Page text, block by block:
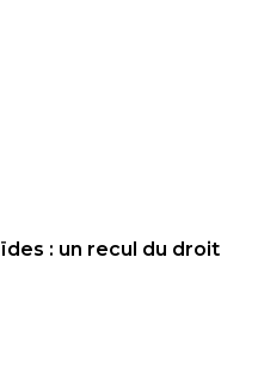
: un recul du droit